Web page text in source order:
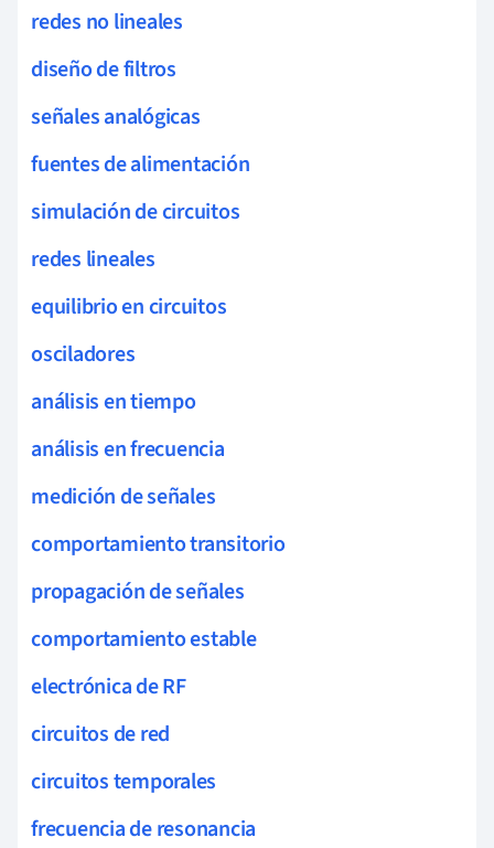
redes no lineales
diseño de filtros
señales analógicas
fuentes de alimentación
simulación de circuitos
redes lineales
equilibrio en circuitos
osciladores
análisis en tiempo
análisis en frecuencia
medición de señales
comportamiento transitorio
propagación de señales
comportamiento estable
electrónica de RF
circuitos de red
circuitos temporales
frecuencia de resonancia